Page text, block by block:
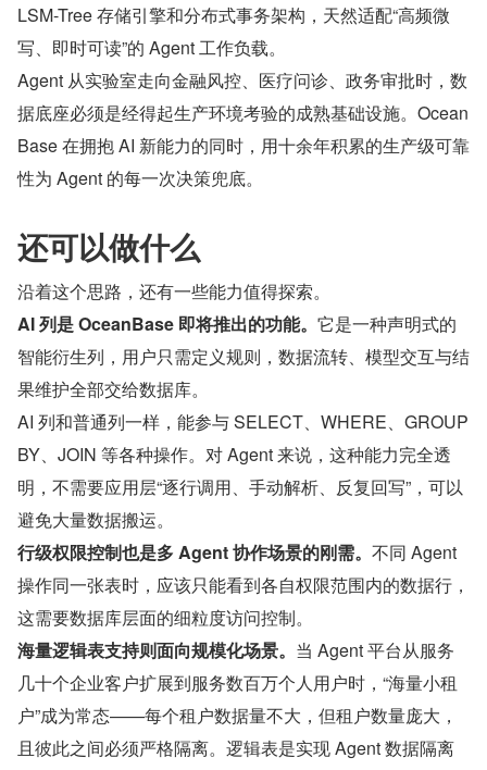
LSM-Tree 存储引擎和分布式事务架构，天然适配“高频微
写、即时可读”的 Agent 工作负载。
Agent 从实验室走向金融风控、医疗问诊、政务审批时，数
据底座必须是经得起生产环境考验的成熟基础设施。Ocean
Base 在拥抱 AI 新能力的同时，用十余年积累的生产级可靠
性为 Agent 的每一次决策兜底。
还可以做什么
沿着这个思路，还有一些能力值得探索。
AI 列是 OceanBase 即将推出的功能。 它是一种声明式的
智能衍生列，用户只需定义规则，数据流转、模型交互与结
果维护全部交给数据库。
AI 列和普通列一样，能参与 SELECT、WHERE、GROUP
BY、JOIN 等各种操作。对 Agent 来说，这种能力完全透
明，不需要应用层“逐行调用、手动解析、反复回写”，可以
避免大量数据搬运。
行级权限控制也是多 Agent 协作场景的刚需。 不同 Agent
操作同一张表时，应该只能看到各自权限范围内的数据行，
这需要数据库层面的细粒度访问控制。
海量逻辑表支持则面向规模化场景。 当 Agent 平台从服务
几十个企业客户扩展到服务数百万个人用户时，“海量小租
户”成为常态——每个租户数据量不大，但租户数量庞大，
且彼此之间必须严格隔离。逻辑表是实现 Agent 数据隔离